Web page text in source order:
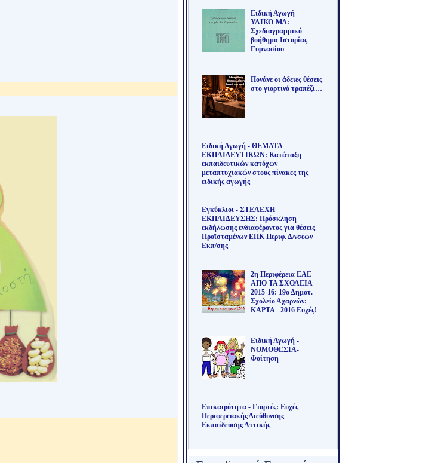
Ειδική Αγωγή -
ΥΛΙΚΟ-ΜΔ:
Σχεδιαγραμμικό
βοήθημα Ιστορίας
Γυμνασίου
Πονάνε οι άδειες θέσεις
στο γιορτινό τραπέζι…
Ειδική Αγωγή - ΘΕΜΑΤΑ
ΕΚΠΑΙΔΕΥΤΙΚΩΝ: Κατάταξη
εκπαιδευτικών κατόχων
μεταπτυχιακών στους πίνακες της
ειδικής αγωγής
Εγκύκλιοι - ΣΤΕΛΕΧΗ
ΕΚΠΑΙΔΕΥΣΗΣ: Πρόσκληση
εκδήλωσης ενδιαφέροντος για θέσεις
Προϊσταμένων ΕΠΚ Περιφ. Δ/νσεων
Εκπ/σης
2η Περιφέρεια ΕΑΕ -
ΑΠΟ ΤΑ ΣΧΟΛΕΙΑ
2015-16: 19ο Δημοτ.
Σχολείο Αχαρνών:
ΚΑΡΤΑ - 2016 Ευχές!
Ειδική Αγωγή -
ΝΟΜΟΘΕΣΙΑ-
Φοίτηση
Επικαιρότητα - Γιορτές: Ευχές
Περιφερειακής Διεύθυνσης
Εκπαίδευσης Αττικής